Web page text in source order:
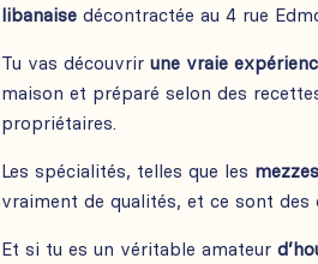
libanaise décontractée au 4 rue
Tu vas découvrirune vraie
maison et préparé selon des
propriétaires.
Les spécialités, telles que les mezzes
vraiment de qualités, et ce sont des
Et si tu es un véritable amateur